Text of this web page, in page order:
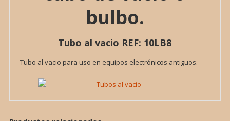
bulbo.
Tubo al vacio REF: 10LB8
Tubo al vacio para uso en equipos electrónicos antiguos.